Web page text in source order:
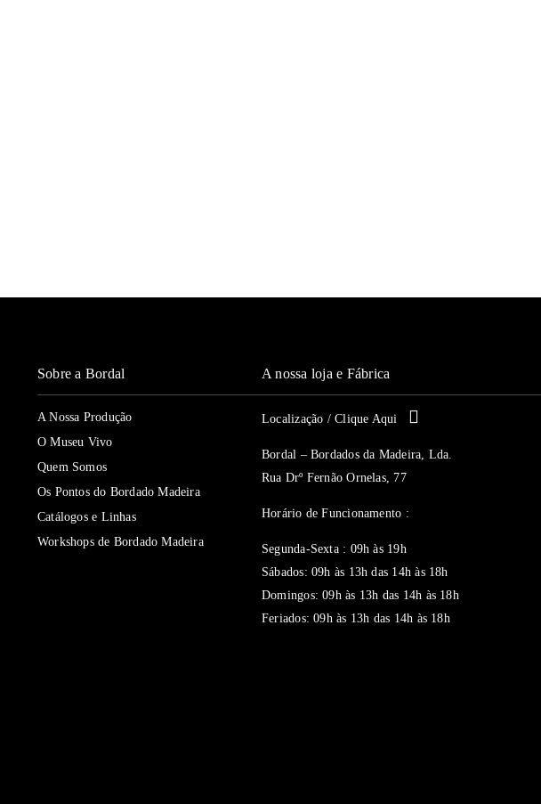
Sobre a Bordal
A Nossa Produção
O Museu Vivo
Quem Somos
Os Pontos do Bordado Madeira
Catálogos e Linhas
Workshops de Bordado Madeira
A nossa loja e Fábrica
Localização / Clique Aqui
Bordal – Bordados da Madeira, Lda.
Rua Drº Fernão Ornelas, 77
Horário de Funcionamento :
Segunda-Sexta : 09h às 19h
Sábados: 09h às 13h das 14h às 18h
Domingos: 09h às 13h das 14h às 18h
Feriados: 09h às 13h das 14h às 18h